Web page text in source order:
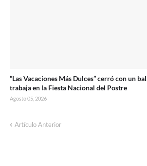
“Las Vacaciones Más Dulces” cerró con un
trabaja en la Fiesta Nacional del Postre
Agosto 05, 2026
Artículo Anterior